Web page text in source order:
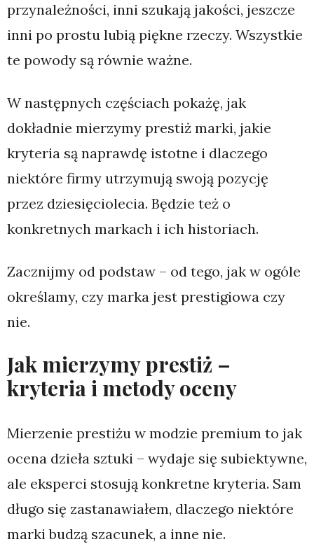
przynależności, inni szukają jakości, jeszcze
inni po prostu lubią piękne rzeczy. Wszystkie
te powody są równie ważne.
W następnych częściach pokażę, jak
dokładnie mierzymy prestiż marki, jakie
kryteria są naprawdę istotne i dlaczego
niektóre firmy utrzymują swoją pozycję
przez dziesięciolecia. Będzie też o
konkretnych markach i ich historiach.
Zacznijmy od podstaw – od tego, jak w ogóle
określamy, czy marka jest prestigiowa czy
nie.
Jak mierzymy prestiż –
kryteria i metody oceny
Mierzenie prestiżu w modzie premium to jak
ocena dzieła sztuki – wydaje się subiektywne,
ale eksperci stosują konkretne kryteria. Sam
długo się zastanawiałem, dlaczego niektóre
marki budzą szacunek, a inne nie.